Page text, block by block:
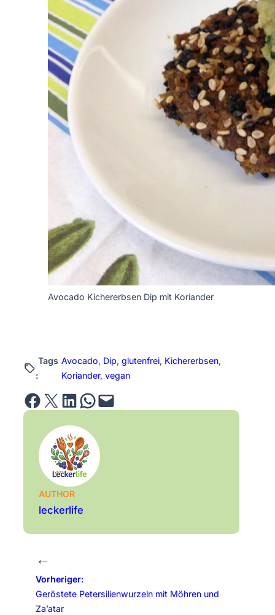
Avocado Kichererbsen Dip mit Koriander
Tags
:
Avocado, Dip, glutenfrei, Kichererbsen
Koriander, vegan
Share on Facebook Email this Page Share on LinkedIn Share on WhatsApp Email this Page
AUTHOR
leckerlife
←
Vorheriger:
Geröstete Petersilienwurzeln mit Möhren und
Za’atar